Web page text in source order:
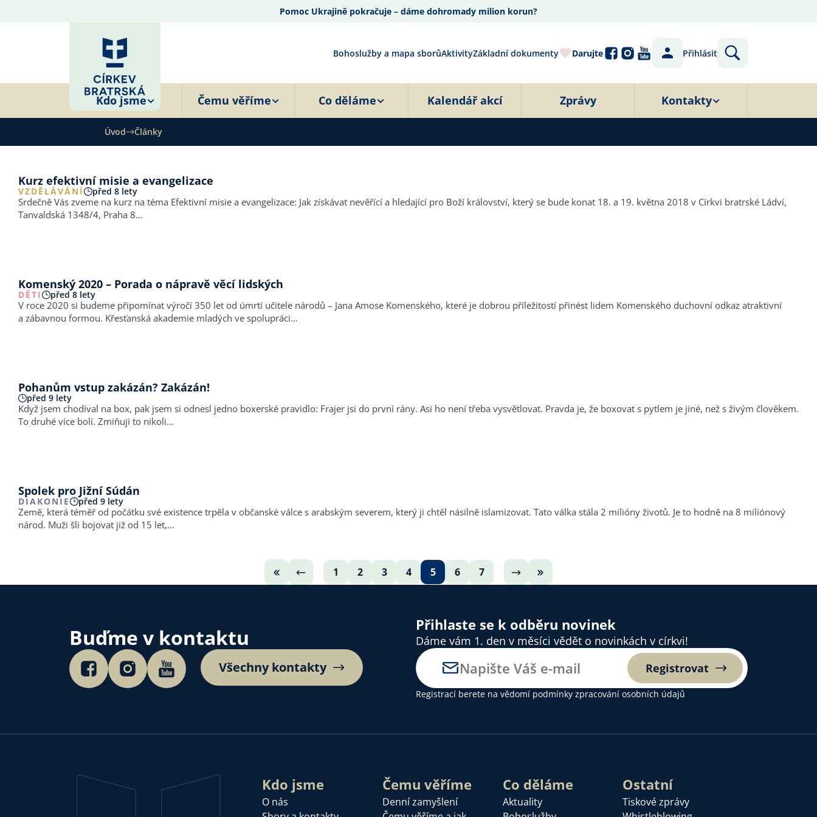
Pomoc Ukrajině pokračuje – dáme dohromady milion korun?
Bohoslužby a mapa sborůAktivityZákladní dokumenty Darujte Přihlásit
Kdo jsme Čemu věříme Co děláme Kalendář akcí Zprávy Kontakty
Úvod Články
Kurz efektivní misie a evangelizace
VZDĚLÁVÁNÍ před 8 lety
Srdečně Vás zveme na kurz na téma Efektivní misie a evangelizace: Jak získávat nevěřící a hledající pro Boží království, který se bude konat 18. a 19. května 2018 v Církvi bratrské Ládví,
Tanvaldská 1348/4, Praha 8…
Komenský 2020 – Porada o nápravě věcí lidských
DĚTI před 8 lety
V roce 2020 si budeme připomínat výročí 350 let od úmrtí učitele národů – Jana Amose Komenského, které je dobrou příležitostí přinést lidem Komenského duchovní odkaz atraktivní
a zábavnou formou. Křesťanská akademie mladých ve spolupráci…
Pohanům vstup zakázán? Zakázán!
před 9 lety
Když jsem chodíval na box, pak jsem si odnesl jedno boxerské pravidlo: Frajer jsi do první rány. Asi ho není třeba vysvětlovat. Pravda je, že boxovat s pytlem je jiné, než s živým člověkem.
To druhé více bolí. Zmiňuji to nikoli…
Spolek pro Jižní Súdán
DIAKONIE před 9 lety
Země, která téměř od počátku své existence trpěla v občanské válce s arabským severem, který ji chtěl násilně islamizovat. Tato válka stála 2 milióny životů. Je to hodně na 8 miliónový
národ. Muži šli bojovat již od 15 let,…
1 2 3 4 5 6 7
Buďme v kontaktu
Všechny kontakty
Přihlaste se k odběru novinek
Dáme vám 1. den v měsíci vědět o novinkách v církvi!
Registrovat
Registrací berete na vědomí podmínky zpracování osobních údajů
Kdo jsme
O nás
Čemu věříme
Denní zamyšlení
Co děláme
Aktuality
Ostatní
Tiskové zprávy